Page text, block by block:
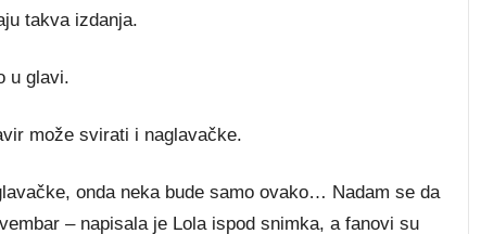
takva izdanja.
u glavi.
može svirati i naglavačke.
onda neka bude samo ovako… Nadam se da
– napisala je Lola ispod snimka, a fanovi su